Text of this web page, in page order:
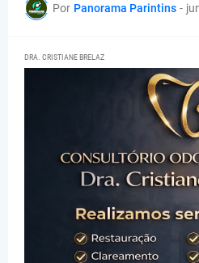
Por Panorama Parintins -
DRA. CRISTIANE BRELAZ